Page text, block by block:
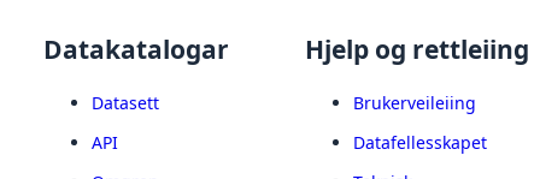
Datakatalogar
Datasett
API
Hjelp og rettleiing
Brukerveileiing
Datafellesskapet